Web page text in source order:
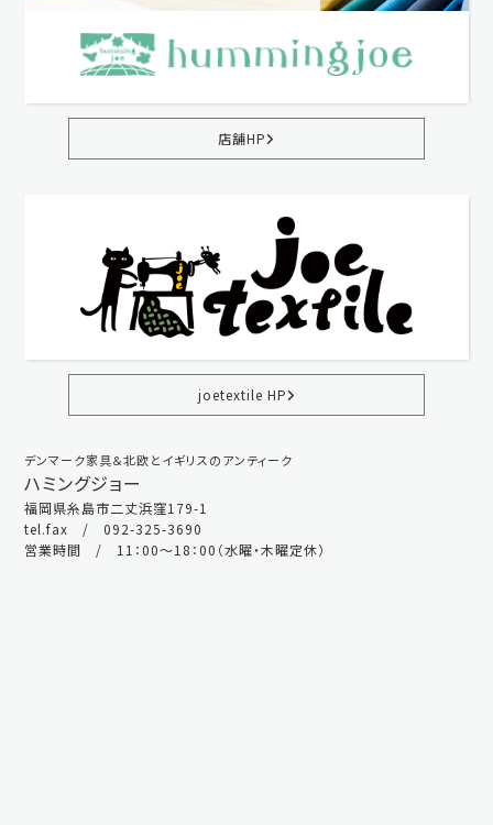
店舗HP
joetextile HP
デンマーク家具＆北欧とイギリスのアンティーク
ハミングジョー
福岡県糸島市二丈浜窪179-1
tel.fax / 092-325-3690
営業時間 / 11：00～18：00（水曜・木曜定休）